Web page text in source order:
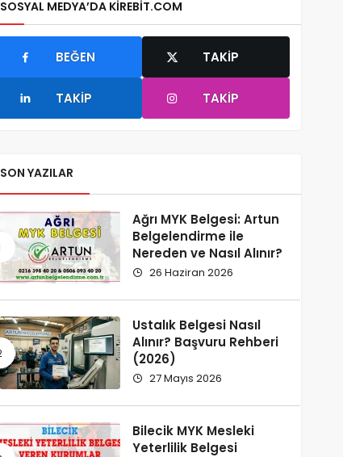
SOSYAL MEDYA’DA KIREBIT.COM
BEĞEN TAKIP
TAKIP TAKIP
SON YAZILAR
Ağrı MYK Belgesi: Artun
Belgelendirme ile
Nereden ve Nasıl Alınır?
26 Haziran 2026
Ustalık Belgesi Nasıl
Alınır? Başvuru Rehberi
(2026)
27 Mayıs 2026
Bilecik MYK Mesleki
Yeterlilik Belgesi